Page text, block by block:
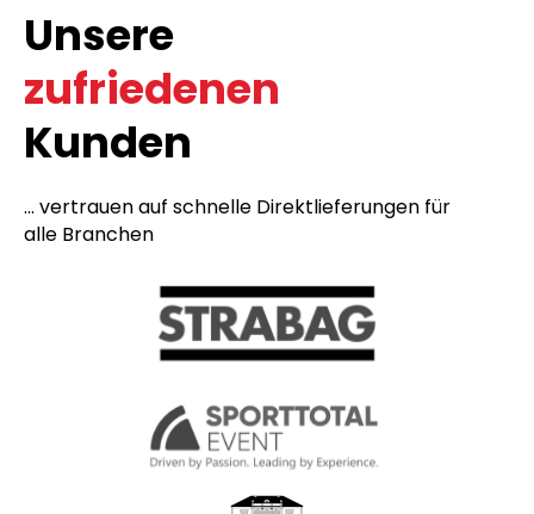
Unsere
zufriedenen
Kunden
... vertrauen auf schnelle Direktlieferungen für
alle Branchen